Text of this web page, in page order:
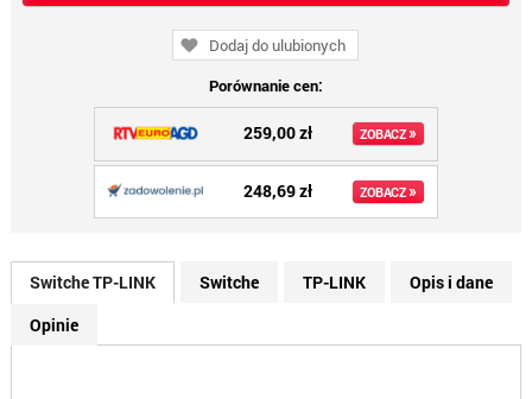
Dodaj do ulubionych
Porównanie cen:
259,00 zł ZOBACZ »
248,69 zł ZOBACZ »
Switche TP-LINK Switche TP-LINK
Opis i dane
Opinie